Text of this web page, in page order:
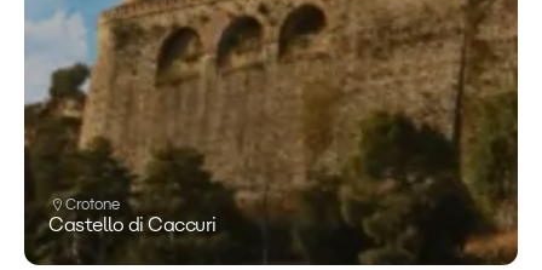
Crotone
Castello di Caccuri